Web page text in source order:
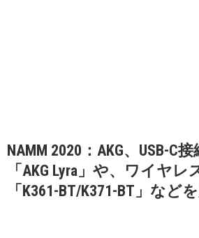
NAMM 2020：AKG、USB-C
「AKG Lyra」や、ワイヤ
「K361-BT/K371-BT」など